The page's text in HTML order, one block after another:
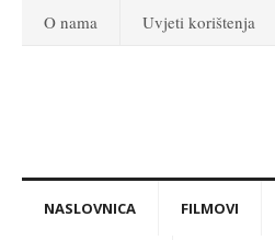
O nama Uvjeti korištenja
NASLOVNICA FILMOVI